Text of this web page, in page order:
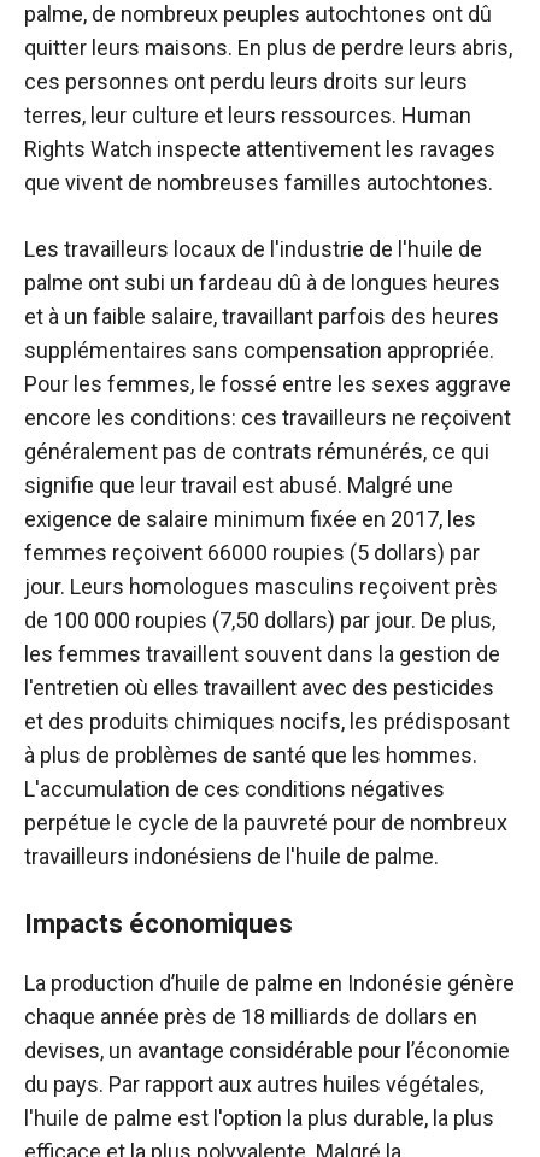
palme, de nombreux peuples autochtones ont dû
quitter leurs maisons. En plus de perdre leurs abris,
ces personnes ont perdu leurs droits sur leurs
terres, leur culture et leurs ressources. Human
Rights Watch inspecte attentivement les ravages
que vivent de nombreuses familles autochtones.
Les travailleurs locaux de l'industrie de l'huile de
palme ont subi un fardeau dû à de longues heures
et à un faible salaire, travaillant parfois des heures
supplémentaires sans compensation appropriée.
Pour les femmes, le fossé entre les sexes aggrave
encore les conditions: ces travailleurs ne reçoivent
généralement pas de contrats rémunérés, ce qui
signifie que leur travail est abusé. Malgré une
exigence de salaire minimum fixée en 2017, les
femmes reçoivent 66000 roupies (5 dollars) par
jour. Leurs homologues masculins reçoivent près
de 100 000 roupies (7,50 dollars) par jour. De plus,
les femmes travaillent souvent dans la gestion de
l'entretien où elles travaillent avec des pesticides
et des produits chimiques nocifs, les prédisposant
à plus de problèmes de santé que les hommes.
L'accumulation de ces conditions négatives
perpétue le cycle de la pauvreté pour de nombreux
travailleurs indonésiens de l'huile de palme.
Impacts économiques
La production d’huile de palme en Indonésie génère
chaque année près de 18 milliards de dollars en
devises, un avantage considérable pour l’économie
du pays. Par rapport aux autres huiles végétales,
l'huile de palme est l'option la plus durable, la plus